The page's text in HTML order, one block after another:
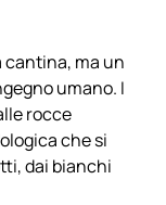
cantina, ma un
umano. I
rocce
che si
dai bianchi